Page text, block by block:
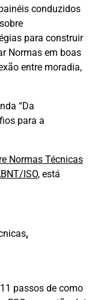
conduzidos
para construir
Normas em boas
entre moradia,
“Da
para a
Normas Técnicas
ISO, está
,
passos de como